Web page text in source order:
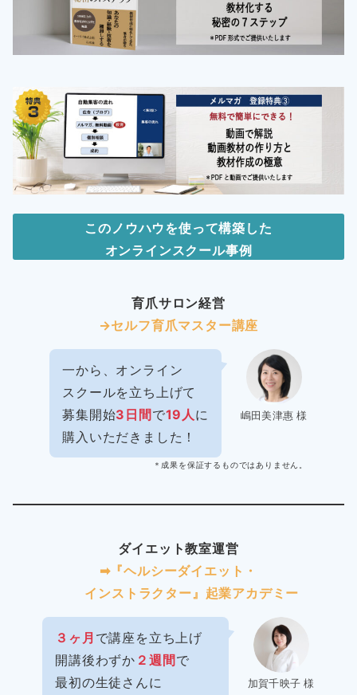
このノウハウを使って構築した
オンラインスクール事例
育爪サロン経営
→セルフ育爪マスター講座
嶋田美津惠 様
一から、オンライン
スクールを立ち上げて
募集開始3日間で19人 に
購入いただきました！
＊成果を保証するものではありません。
ダイエット教室運営
➡︎『ヘルシーダイエット・
インストラクター』起業アカデミー
加賀千映子 様
３ヶ月 で講座を立ち上げ
開講後わずか ２週間で
最初の生徒さんに